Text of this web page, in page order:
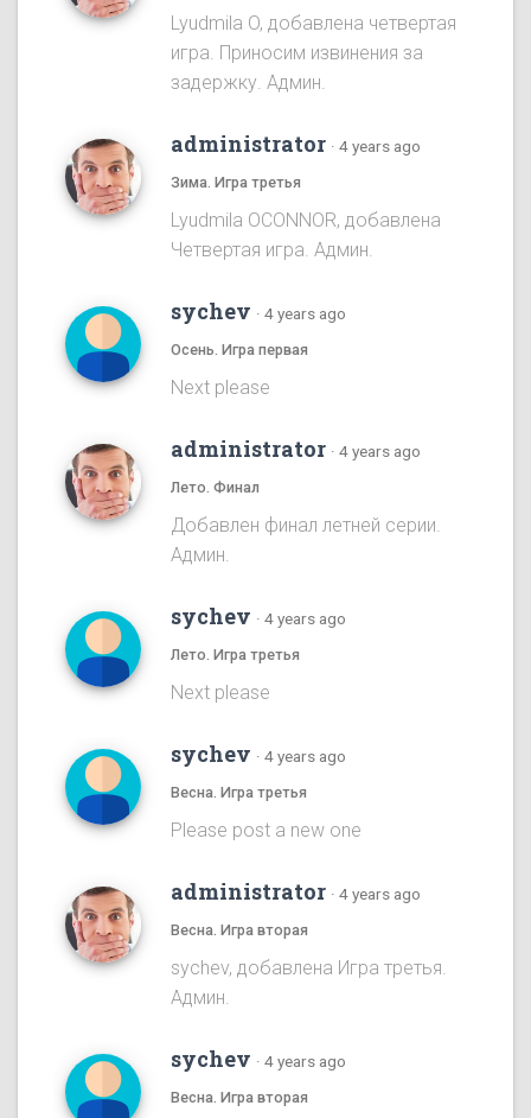
Lyudmila O, добавлена четвертая
игра. Приносим извинения за
задержку. Админ.
administrator · 4 years ago
Зима. Игра третья
Lyudmila OCONNOR, добавлена
Четвертая игра. Админ.
sychev · 4 years ago
Осень. Игра первая
Next please
administrator · 4 years ago
Лето. Финал
Добавлен финал летней серии.
Админ.
sychev · 4 years ago
Лето. Игра третья
Next please
sychev · 4 years ago
Весна. Игра третья
Please post a new one
administrator · 4 years ago
Весна. Игра вторая
sychev, добавлена Игра третья.
Админ.
sychev · 4 years ago
Весна. Игра вторая